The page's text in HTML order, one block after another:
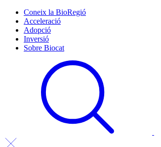
Coneix la BioRegió
Acceleració
Adopció
Inversió
Sobre Biocat